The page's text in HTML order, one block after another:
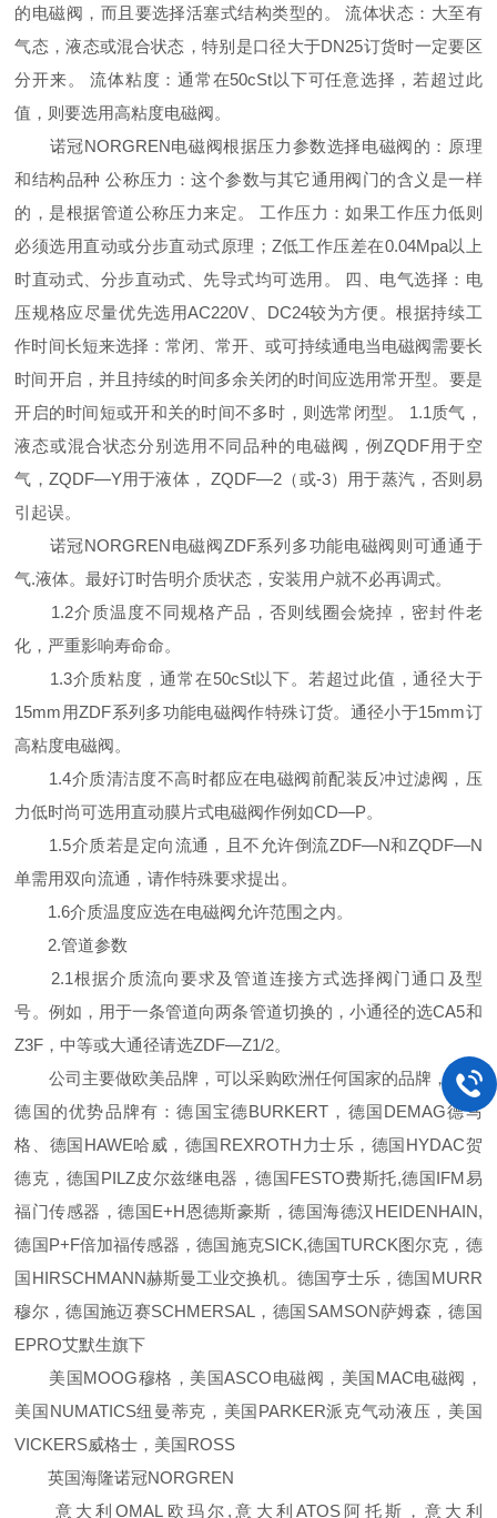
的电磁阀，而且要选择活塞式结构类型的。 流体状态：大至有
气态，液态或混合状态，特别是口径大于DN25订货时一定要区
分开来。 流体粘度：通常在50cSt以下可任意选择，若超过此
值，则要选用高粘度电磁阀。
诺冠NORGREN电磁阀根据压力参数选择电磁阀的：原理
和结构品种 公称压力：这个参数与其它通用阀门的含义是一样
的，是根据管道公称压力来定。 工作压力：如果工作压力低则
必须选用直动或分步直动式原理；Z低工作压差在0.04Mpa以上
时直动式、分步直动式、先导式均可选用。 四、电气选择：电
压规格应尽量优先选用AC220V、DC24较为方便。根据持续工
作时间长短来选择：常闭、常开、或可持续通电当电磁阀需要长
时间开启，并且持续的时间多余关闭的时间应选用常开型。要是
开启的时间短或开和关的时间不多时，则选常闭型。 1.1质气，
液态或混合状态分别选用不同品种的电磁阀，例ZQDF用于空
气，ZQDF—Y用于液体， ZQDF—2（或-3）用于蒸汽，否则易
引起误。
诺冠NORGREN电磁阀ZDF系列多功能电磁阀则可通通于
气.液体。最好订时告明介质状态，安装用户就不必再调式。
1.2介质温度不同规格产品，否则线圈会烧掉，密封件老
化，严重影响寿命命。
1.3介质粘度，通常在50cSt以下。若超过此值，通径大于
15mm用ZDF系列多功能电磁阀作特殊订货。通径小于15mm订
高粘度电磁阀。
1.4介质清洁度不高时都应在电磁阀前配装反冲过滤阀，压
力低时尚可选用直动膜片式电磁阀作例如CD—P。
1.5介质若是定向流通，且不允许倒流ZDF—N和ZQDF—N
单需用双向流通，请作特殊要求提出。
1.6介质温度应选在电磁阀允许范围之内。
2.管道参数
2.1根据介质流向要求及管道连接方式选择阀门通口及型
号。例如，用于一条管道向两条管道切换的，小通径的选CA5和
Z3F，中等或大通径请选ZDF—Z1/2。
公司主要做欧美品牌，可以采购欧洲任何国家的品牌，比如
德国的优势品牌有：德国宝德BURKERT，德国DEMAG德马
格、德国HAWE哈威，德国REXROTH力士乐，德国HYDAC贺
德克，德国PILZ皮尔兹继电器，德国FESTO费斯托,德国IFM易
福门传感器，德国E+H恩德斯豪斯，德国海德汉HEIDENHAIN,
德国P+F倍加福传感器，德国施克SICK,德国TURCK图尔克，德
国HIRSCHMANN赫斯曼工业交换机。德国亨士乐，德国MURR
穆尔，德国施迈赛SCHMERSAL，德国SAMSON萨姆森，德国
EPRO艾默生旗下
美国MOOG穆格，美国ASCO电磁阀，美国MAC电磁阀，
美国NUMATICS纽曼蒂克，美国PARKER派克气动液压，美国
VICKERS威格士，美国ROSS
英国海隆诺冠NORGREN
意大利OMAL欧玛尔,意大利ATOS阿托斯，意大利